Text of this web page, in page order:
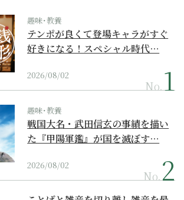
趣味･教養
テンポが良くて登場キャラがすぐ
好きになる！スペシャル時代…
2026/08/02
No.
趣味･教養
戦国大名・武田信玄の事績を描い
た『甲陽軍鑑』が国を滅ぼす…
2026/08/02
No.